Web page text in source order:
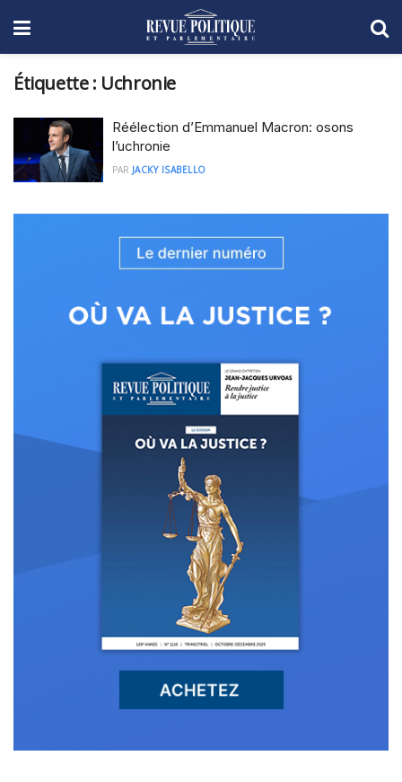
Étiquette : Uchronie
Réélection d’Emmanuel Macron: osons
l’uchronie
PAR JACKY ISABELLO